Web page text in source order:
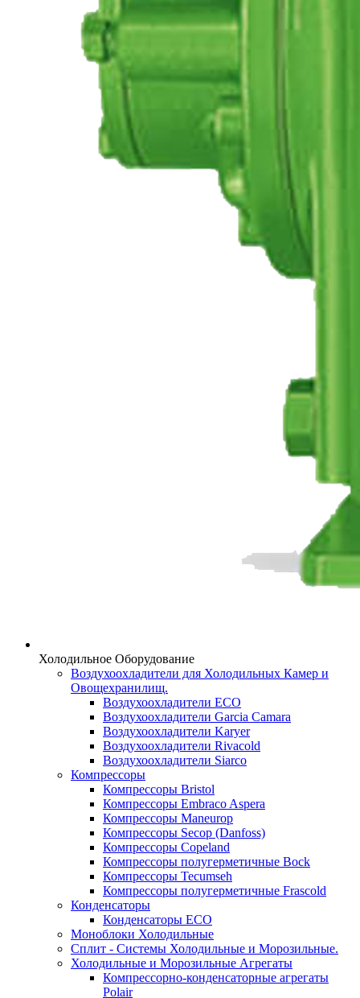
Холодильное Оборудование
Воздухоохладители для Холодильных Камер и
Овощехранилищ.
Воздухоохладители ECO
Воздухоохладители Garcia Camara
Воздухоохладители Karyer
Воздухоохладители Rivacold
Воздухоохладители Siarco
Компрессоры
Компрессоры Bristol
Компрессоры Embraco Aspera
Компрессоры Maneurop
Компрессоры Secop (Danfoss)
Компрессоры Copeland
Компрессоры полугерметичные Bock
Компрессоры Tecumseh
Компрессоры полугерметичные Frascold
Конденсаторы
Конденсаторы ECO
Моноблоки Холодильные
Сплит - Системы Холодильные и Морозильные.
Холодильные и Морозильные Агрегаты
Компрессорно-конденсаторные агрегаты
Polair